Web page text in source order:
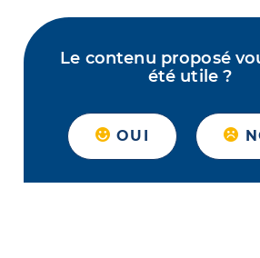
Le contenu proposé
été utile ?
OUI